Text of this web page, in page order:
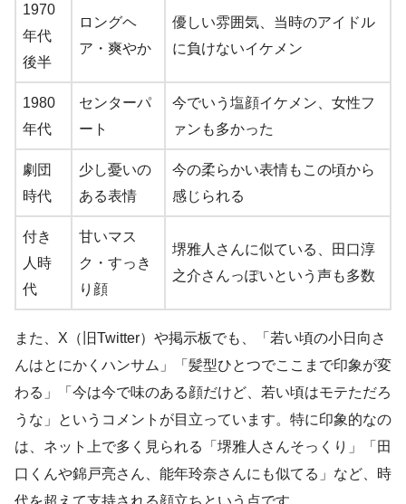
1970
年代
後半
ロングヘ
ア・爽やか
優しい雰囲気、当時のアイドル
に負けないイケメン
1980
年代
センターパ
ート
今でいう塩顔イケメン、女性フ
ァンも多かった
劇団
時代
少し憂いの
ある表情
今の柔らかい表情もこの頃から
感じられる
付き
人時
代
甘いマス
ク・すっき
り顔
堺雅人さんに似ている、田口淳
之介さんっぽいという声も多数
また、X（旧Twitter）や掲示板でも、「若い頃の小日向さ
んはとにかくハンサム」「髪型ひとつでここまで印象が変
わる」「今は今で味のある顔だけど、若い頃はモテただろ
うな」というコメントが目立っています。特に印象的なの
は、ネット上で多く見られる「堺雅人さんそっくり」「田
口くんや錦戸亮さん、能年玲奈さんにも似てる」など、時
代を超えて支持される顔立ちという点です。